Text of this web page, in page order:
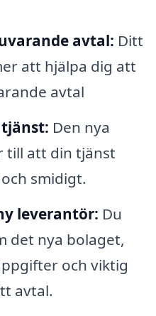
avtal: Ditt
att hjälpa dig att
avtal
Den nya
till att din tjänst
smidigt.
leverantör: Du
det nya bolaget,
och viktig
avtal.